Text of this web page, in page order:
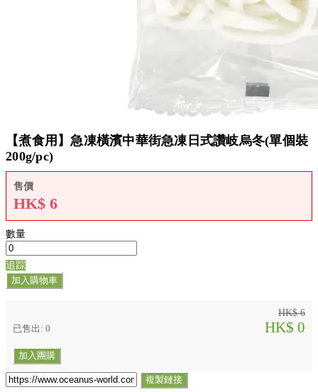
【煮食用】急凍橫濱中華街急凍日式讚岐烏冬(單個裝
200g/pc)
售價
HK$ 6
數量
追踪
加入購物車
HK$ 6
已售出: 0 HK$ 0
加入團購
複製鏈接